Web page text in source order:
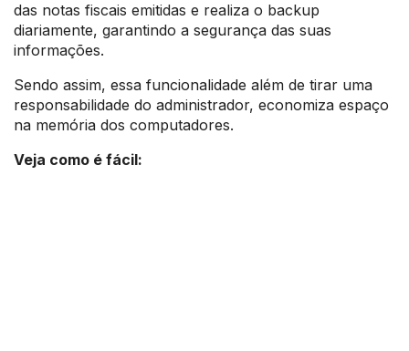
das notas fiscais emitidas e realiza o backup
diariamente, garantindo a segurança das suas
informações.
Sendo assim, essa funcionalidade além de tirar uma
responsabilidade do administrador, economiza espaço
na memória dos computadores.
Veja como é fácil: